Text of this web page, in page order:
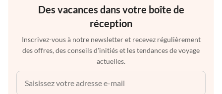
Des vacances dans votre boîte de
réception
Inscrivez-vous à notre newsletter et recevez régulièrement
des offres, des conseils d'initiés et les tendances de voyage
actuelles.